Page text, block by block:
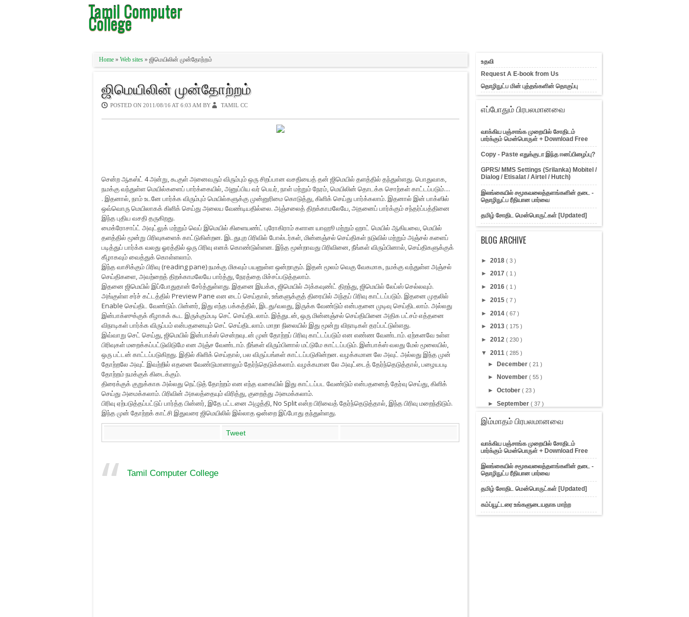
Tamil Computer
College
Home » Web sites » ஜிமெயிலின் முன்தோற்றம்
ஜிமெயிலின் முன்தோற்றம்
POSTED ON 2011/08/16 AT 6:03 AM BY TAMIL CC
சென்ற ஆகஸ்ட் 4 அன்று, கூகுள் அனைவரும் விரும்பும் ஒரு சிறப்பான வசதியைத் தன் ஜிமெயில் தளத்தில் தந்துள்ளது. பொதுவாக,
நமக்கு வந்துள்ள மெயில்களைப் பார்க்கையில், அனுப்பிய வர் பெயர், நாள் மற்றும் நேரம், மெயிலின் தொடக்க சொற்கள் காட்டப்படும்....
. இதனால், நாம் உடனே பார்க்க விரும்பும் மெயில்களுக்கு முன்னுரிமை கொடுத்து, கிளிக் செய்து பார்க்கலாம். இதனால் இன் பாக்ஸில்
ஒவ்வொரு மெயிலாகக் கிளிக் செய்து அலைய வேண்டியதில்லை. அஞ்சலைத் திறக்காமலேயே, அதனைப் பார்க்கும் சந்தர்ப்பத்தினை
இந்த புதிய வசதி தருகிறது.
மைக்ரோசாப்ட் அவுட்லுக் மற்றும் வெப் இமெயில் கிளையண்ட் புரோகிராம் களான யாஹூ மற்றும் ஹாட் மெயில் ஆகியவை, மெயில்
தளத்தில் மூன்று பிரிவுகளைக் காட்டுகின்றன. இடதுபுற பிரிவில் போல்டர்கள், மின்னஞ்சல் செய்திகள் நடுவில் மற்றும் அஞ்சல் களைப்
படித்துப் பார்க்க வலது ஓரத்தில் ஒரு பிரிவு எனக் கொண்டுள்ளன. இந்த மூன்றாவது பிரிவினை, நீங்கள் விரும்பினால், செய்திகளுக்குக்
கீழாகவும் வைத்துக் கொள்ளலாம்.
இந்த வாசிக்கும் பிரிவு (reading pane) நமக்கு மிகவும் பயனுள்ள ஒன்றாகும். இதன் மூலம் வெகு வேகமாக, நமக்கு வந்துள்ள அஞ்சல்
செய்திகளை, அவற்றைத் திறக்காமலேயே பார்த்து, நேரத்தை மிச்சப்படுத்தலாம்.
இதனை ஜிமெயில் இப்போதுதான் சேர்த்துள்ளது. இதனை இயக்க, ஜிமெயில் அக்கவுண்ட் திறந்து, ஜிமெயில் லேப்ஸ் செல்லவும்.
அங்குள்ள சர்ச் கட்டத்தில் Preview Pane என டைப் செய்தால், உங்களுக்குத் திரையில் அந்தப் பிரிவு காட்டப்படும். இதனை முதலில்
Enable செய்திட வேண்டும். பின்னர், இது எந்த பக்கத்தில், இடது/வலது, இருக்க வேண்டும் என்பதனை முடிவு செய்திடலாம். அல்லது
இன்பாக்ஸுக்குக் கீழாகக் கூட இருக்கும்படி செட் செய்திடலாம். இத்துடன், ஒரு மின்னஞ்சல் செய்தியினை அதிக பட்சம் எத்தனை
விநாடிகள் பார்க்க விருப்பம் என்பதனையும் செட் செய்திடலாம். மாறா நிலையில் இது மூன்று விநாடிகள் தரப்பட்டுள்ளது.
இவ்வாறு செட் செய்து, ஜிமெயில் இன்பாக்ஸ் சென்றவுடன் முன் தோற்றப் பிரிவு காட்டப்படும் என எண்ண வேண்டாம். ஏற்கனவே உள்ள
பிரிவுகள் மறைக்கப்பட்டுவிடுமே என அஞ்ச வேண்டாம். நீங்கள் விரும்பினால் மட்டுமே காட்டப்படும். இன்பாக்ஸ் வலது மேல் மூலையில்,
ஒரு பட்டன் காட்டப்படுகிறது. இதில் கிளிக் செய்தால், பல விருப்பங்கள் காட்டப்படுகின்றன. வழக்கமான லே அவுட் அல்லது இந்த முன்
தோற்றலே அவுட் இவற்றில் எதனை வேண்டுமானாலும் தேர்ந்தெடுக்கலாம். வழக்கமான லே அவுட்டைத் தேர்ந்தெடுத்தால், பழையபடி
தோற்றம் நமக்குக் கிடைக்கும்.
திரைக்குக் குறுக்காக அல்லது நெட்டுத் தோற்றம் என எந்த வகையில் இது காட்டப்பட வேண்டும் என்பதனைத் தேர்வு செய்து, கிளிக்
செய்து அமைக்கலாம். பிரிவின் அகலத்தையும் விரித்து, குறைத்து அமைக்கலாம்.
பிரிவு ஏற்படுத்தப்பட்டுப் பார்த்த பின்னர், இதே பட்டனை அழுத்தி, No Split என்ற பிரிவைத் தேர்ந்தெடுத்தால், இந்த பிரிவு மறைந்திடும்.
இந்த முன் தோற்றக் காட்சி இதுவரை ஜிமெயிலில் இல்லாத ஒன்றை இப்போது தந்துள்ளது.
Tweet
Tamil Computer College
உதவி
Request A E-book from Us
தொழிநுட்ப மின் புத்தங்களின் தொகுப்பு
எப்போதும் பிரபலமானவை
வாக்கிய பஞ்சாங்க முறையில் சோதிடம்
பார்க்கும் மென்பொருள் + Download Free
Copy - Paste எதுக்குடா இந்த ஈனப்பிழைப்பு?
GPRS/ MMS Settings (Srilanka) Mobitel /
Dialog / Etisalat / Airtel / Hutch)
இலங்கையில் சமூகவலைத்தளங்களின் தடை -
தொழிநுட்ப ரீதியான பார்வை
தமிழ் சோதிட மென்பொருட்கள் [Updated]
BLOG ARCHIVE
► 2018 ( 3 )
► 2017 ( 1 )
► 2016 ( 1 )
► 2015 ( 7 )
► 2014 ( 67 )
► 2013 ( 175 )
► 2012 ( 230 )
▼ 2011 ( 285 )
►December( 21 )
► November( 55 )
►October( 23 )
►September( 37 )
▼ August
Web Page Tracking
மைக்ரோசாப்ட் தரும் இலவச
இணையதளம்
10 சிறந்த இலவச Best Anti Virus
ஃபேஸ்புக் பாவனையாளர்களின் IP
Address ஐ கண்டுபிடிப்...
ரகசியமாக மின்னஞ்சல் அனுப்புவதற்கு
ரகசியமாக மின்னஞ்சல் அனுப்புவதற்கு
இம்மாதம் பிரபலமானவை
வாக்கிய பஞ்சாங்க முறையில் சோதிடம்
பார்க்கும் மென்பொருள் + Download Free
இலங்கையில் சமூகவலைத்தளங்களின் தடை -
தொழிநுட்ப ரீதியான பார்வை
தமிழ் சோதிட மென்பொருட்கள் [Updated]
கம்ப்யூட்டரை உங்களுடையதாக மாற்ற